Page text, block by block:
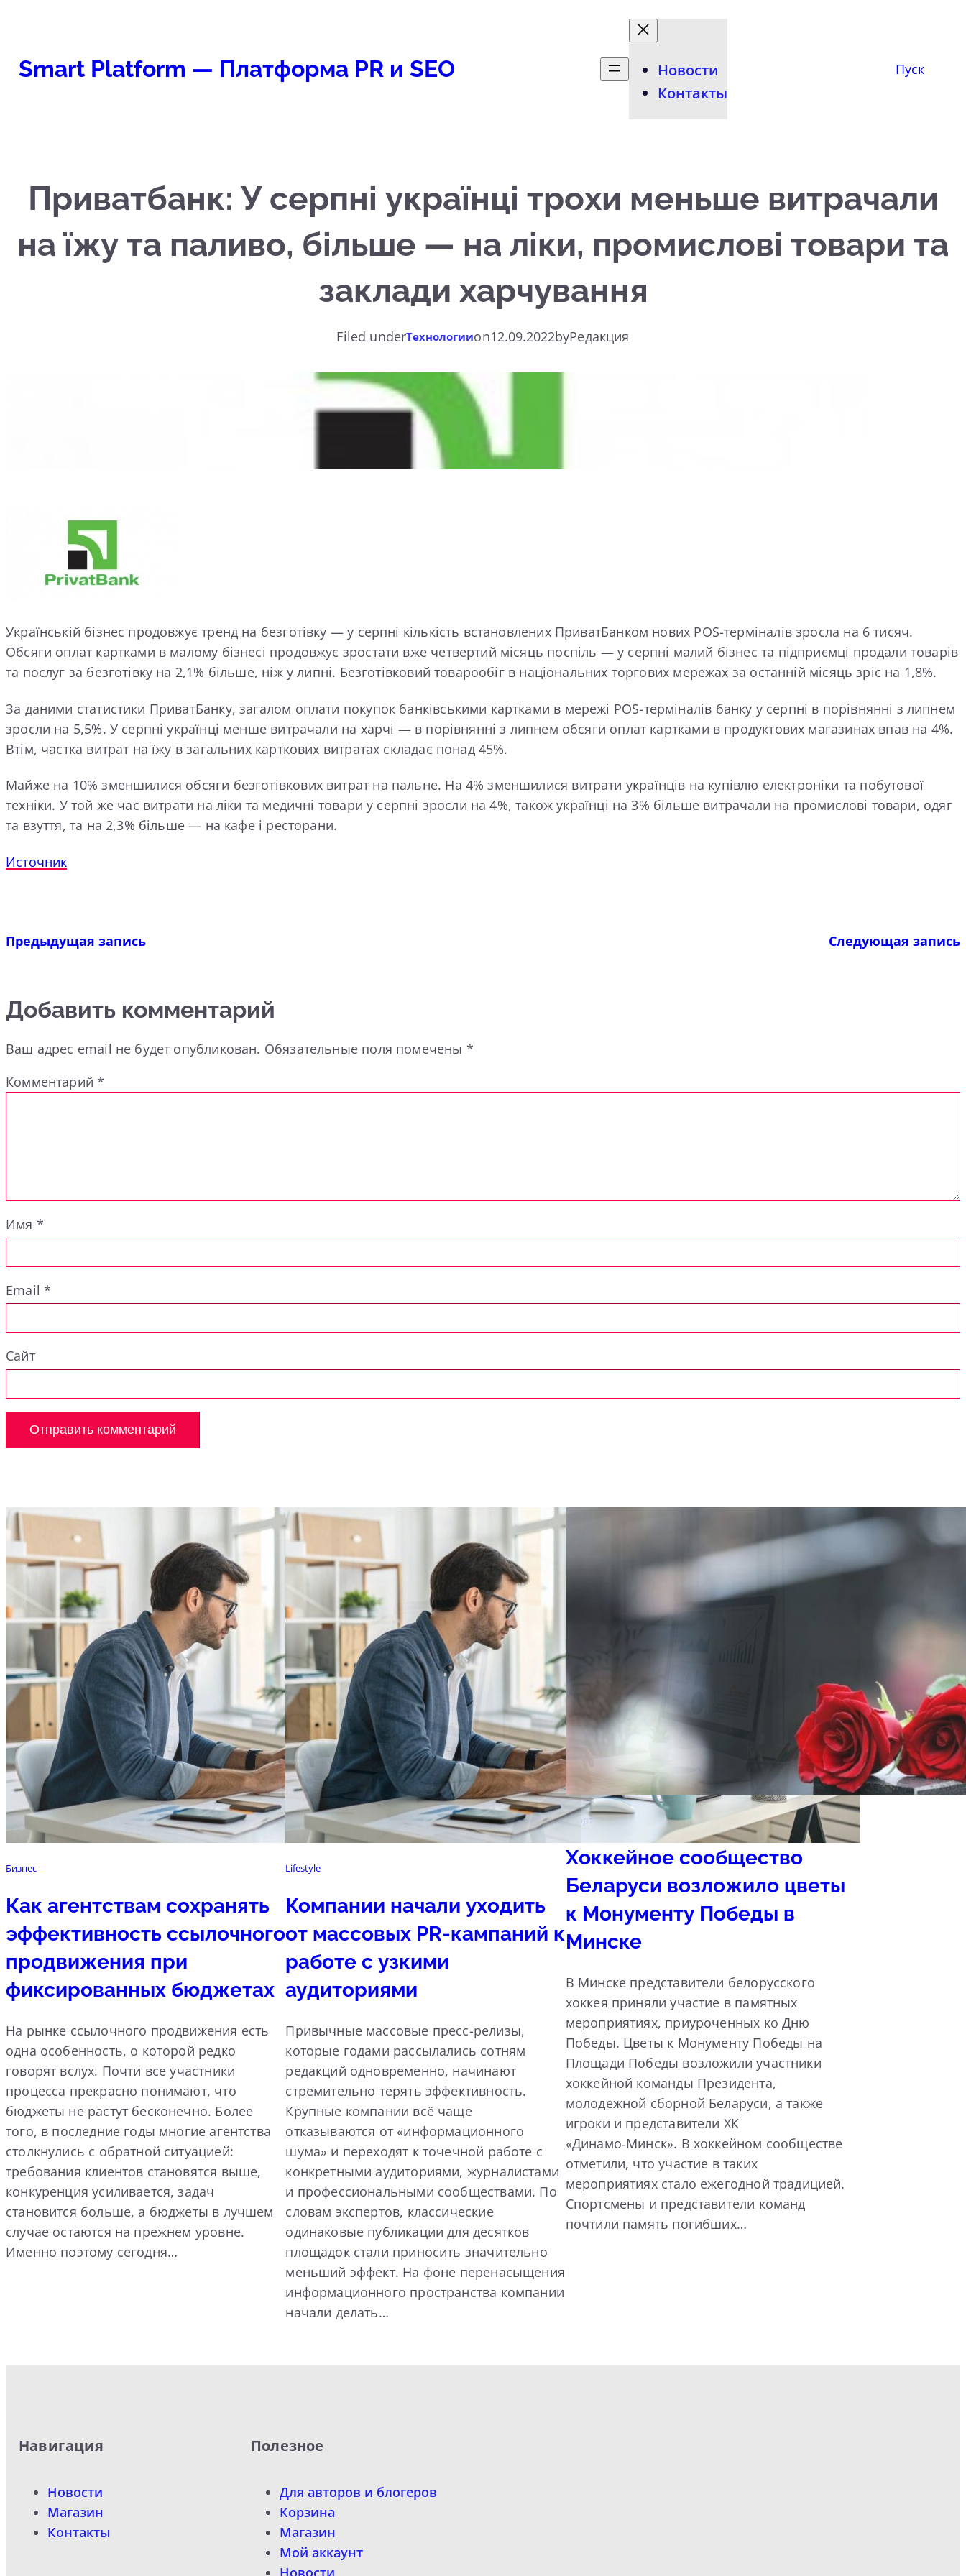
Smart Platform — Платформа PR и SEO
Новости
Контакты
Пуск
Приватбанк: У серпні українці трохи меньше витрачали
на їжу та паливо, більше — на ліки, промислові товари та
заклади харчування
Filed underТехнологииon12.09.2022byРедакция
Українській бізнес продовжує тренд на безготівку — у серпні кількість встановлених ПриватБанком нових POS-терміналів зросла на 6 тисяч.
Обсяги оплат картками в малому бізнесі продовжує зростати вже четвертий місяць поспіль — у серпні малий бізнес та підприємці продали товарів
та послуг за безготівку на 2,1% більше, ніж у липні. Безготівковий товарообіг в національних торгових мережах за останній місяць зріс на 1,8%.
За даними статистики ПриватБанку, загалом оплати покупок банківськими картками в мережі POS-терміналів банку у серпні в порівнянні з липнем
зросли на 5,5%. У серпні українці менше витрачали на харчі — в порівнянні з липнем обсяги оплат картками в продуктових магазинах впав на 4%.
Втім, частка витрат на їжу в загальних карткових витратах складає понад 45%.
Майже на 10% зменшилися обсяги безготівкових витрат на пальне. На 4% зменшилися витрати українців на купівлю електроніки та побутової
техніки. У той же час витрати на ліки та медичні товари у серпні зросли на 4%, також українці на 3% більше витрачали на промислові товари, одяг
та взуття, та на 2,3% більше — на кафе і ресторани.
Источник
Предыдущая запись Следующая запись
Добавить комментарий
Ваш адрес email не будет опубликован. Обязательные поля помечены *
Комментарий*
Имя *
Email*
Сайт
Бизнес
Как агентствам сохранять
эффективность ссылочного
продвижения при
фиксированных бюджетах
На рынке ссылочного продвижения есть
одна особенность, о которой редко
говорят вслух. Почти все участники
процесса прекрасно понимают, что
бюджеты не растут бесконечно. Более
того, в последние годы многие агентства
столкнулись с обратной ситуацией:
требования клиентов становятся выше,
конкуренция усиливается, задач
становится больше, а бюджеты в лучшем
случае остаются на прежнем уровне.
Именно поэтому сегодня…
Lifestyle
Компании начали уходить
от массовых PR-кампаний к
работе с узкими
аудиториями
Привычные массовые пресс-релизы,
которые годами рассылались сотням
редакций одновременно, начинают
стремительно терять эффективность.
Крупные компании всё чаще
отказываются от «информационного
шума» и переходят к точечной работе с
конкретными аудиториями, журналистами
и профессиональными сообществами. По
словам экспертов, классические
одинаковые публикации для десятков
площадок стали приносить значительно
меньший эффект. На фоне перенасыщения
информационного пространства компании
начали делать…
Спорт
Хоккейное сообщество
Беларуси возложило цветы
к Монументу Победы в
Минске
В Минске представители белорусского
хоккея приняли участие в памятных
мероприятиях, приуроченных ко Дню
Победы. Цветы к Монументу Победы на
Площади Победы возложили участники
хоккейной команды Президента,
молодежной сборной Беларуси, а также
игроки и представители ХК
«Динамо‑Минск». В хоккейном сообществе
отметили, что участие в таких
мероприятиях стало ежегодной традицией.
Спортсмены и представители команд
почтили память погибших…
Навигация
Новости
Магазин
Контакты
Полезное
Для авторов и блогеров
Корзина
Магазин
Мой аккаунт
Новости